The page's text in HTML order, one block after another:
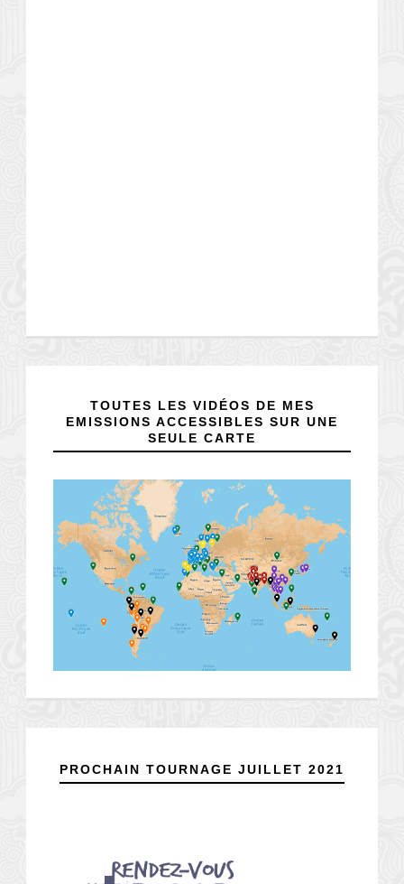
TOUTES LES VIDÉOS DE MES
EMISSIONS ACCESSIBLES SUR UNE
SEULE CARTE
PROCHAIN TOURNAGE JUILLET 2021